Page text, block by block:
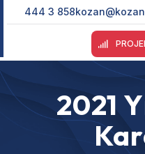
444 3 858
2021